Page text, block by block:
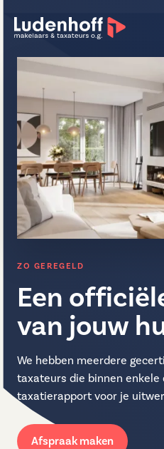
Een
van jouw
ZO GEREGELD
We hebben meerdere
taxateurs die binnen enkele
taxatierapport voor je
Afspraak maken